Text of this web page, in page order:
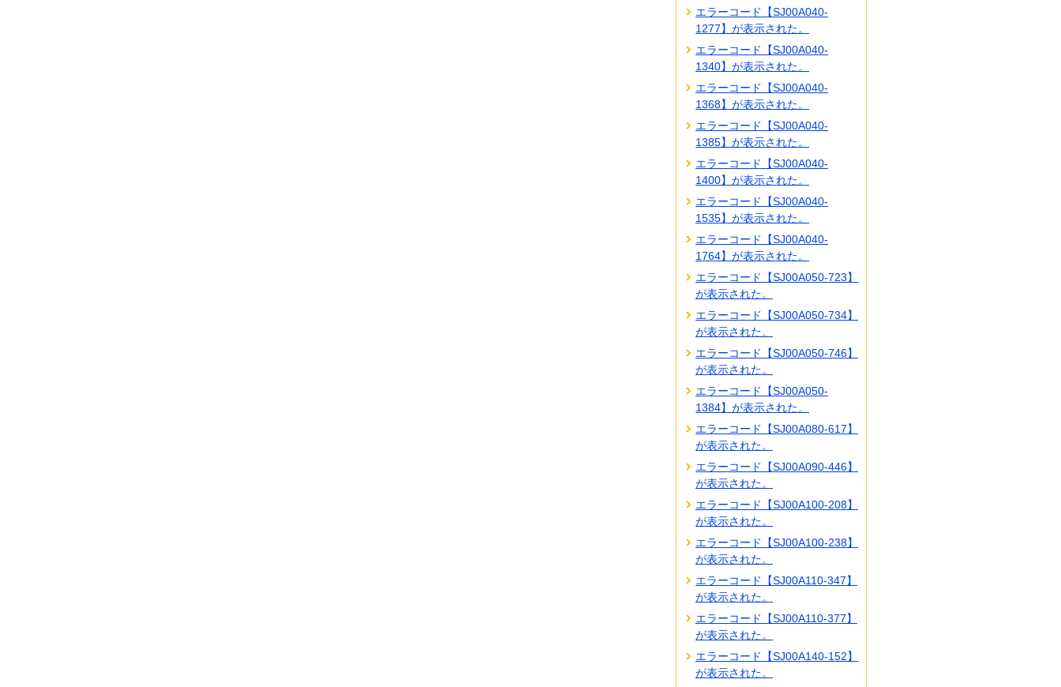
エラーコード【SJ00A040-
1277】が表示された。
エラーコード【SJ00A040-
1340】が表示された。
エラーコード【SJ00A040-
1368】が表示された。
エラーコード【SJ00A040-
1385】が表示された。
エラーコード【SJ00A040-
1400】が表示された。
エラーコード【SJ00A040-
1535】が表示された。
エラーコード【SJ00A040-
1764】が表示された。
エラーコード【SJ00A050-723】
が表示された。
エラーコード【SJ00A050-734】
が表示された。
エラーコード【SJ00A050-746】
が表示された。
エラーコード【SJ00A050-
1384】が表示された。
エラーコード【SJ00A080-617】
が表示された。
エラーコード【SJ00A090-446】
が表示された。
エラーコード【SJ00A100-208】
が表示された。
エラーコード【SJ00A100-238】
が表示された。
エラーコード【SJ00A110-347】
が表示された。
エラーコード【SJ00A110-377】
が表示された。
エラーコード【SJ00A140-152】
が表示された。